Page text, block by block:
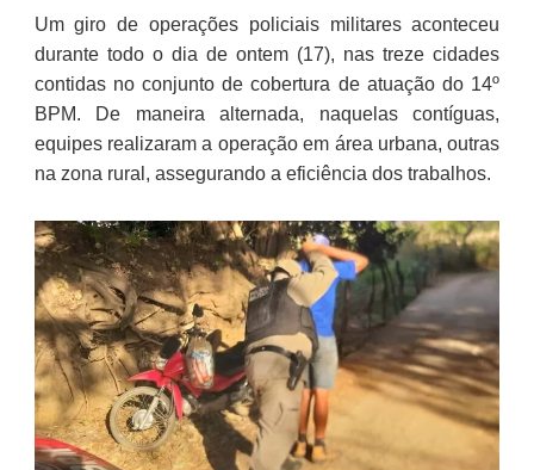
Um giro de operações policiais militares aconteceu
durante todo o dia de ontem (17), nas treze cidades
contidas no conjunto de cobertura de atuação do 14º
BPM. De maneira alternada, naquelas contíguas,
equipes realizaram a operação em área urbana, outras
na zona rural, assegurando a eficiência dos trabalhos.